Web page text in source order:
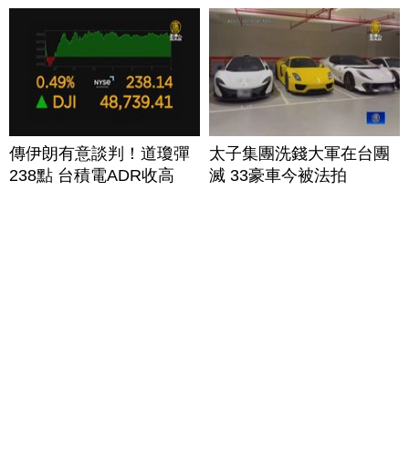
傳伊朗有意談判！道瓊彈
238點 台積電ADR收高
太子集團洗錢大軍在台團
滅 33豪車今被法拍